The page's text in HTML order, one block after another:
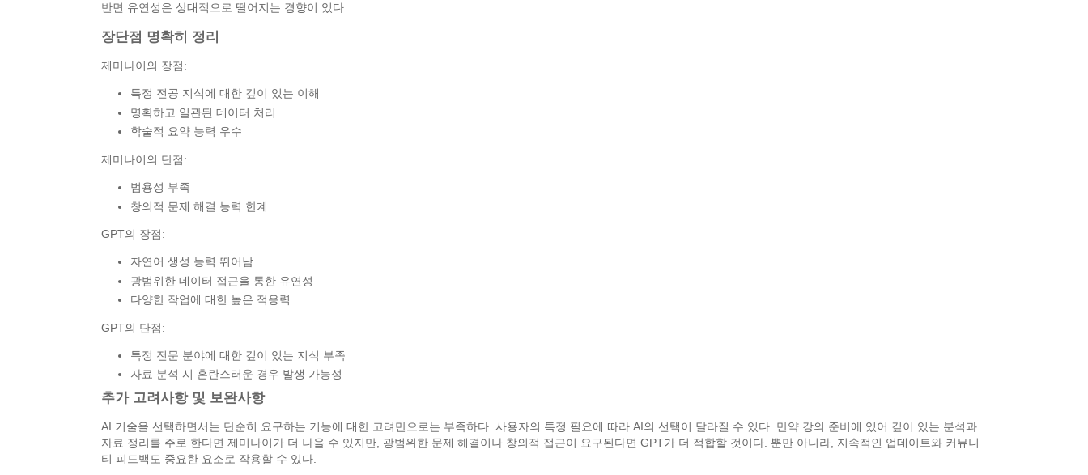
반면 유연성은 상대적으로 떨어지는 경향이 있다.
장단점 명확히 정리
제미나이의 장점:
특정 전공 지식에 대한 깊이 있는 이해
명확하고 일관된 데이터 처리
학술적 요약 능력 우수
제미나이의 단점:
범용성 부족
창의적 문제 해결 능력 한계
GPT의 장점:
자연어 생성 능력 뛰어남
광범위한 데이터 접근을 통한 유연성
다양한 작업에 대한 높은 적응력
GPT의 단점:
특정 전문 분야에 대한 깊이 있는 지식 부족
자료 분석 시 혼란스러운 경우 발생 가능성
추가 고려사항 및 보완사항
AI 기술을 선택하면서는 단순히 요구하는 기능에 대한 고려만으로는 부족하다. 사용자의 특정 필요에 따라 AI의 선택이 달라질 수 있다. 만약 강의 준비에 있어 깊이 있는 분석과
자료 정리를 주로 한다면 제미나이가 더 나을 수 있지만, 광범위한 문제 해결이나 창의적 접근이 요구된다면 GPT가 더 적합할 것이다. 뿐만 아니라, 지속적인 업데이트와 커뮤니
티 피드백도 중요한 요소로 작용할 수 있다.